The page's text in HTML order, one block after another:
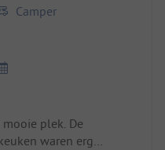
Camper
plek. De
waren erg